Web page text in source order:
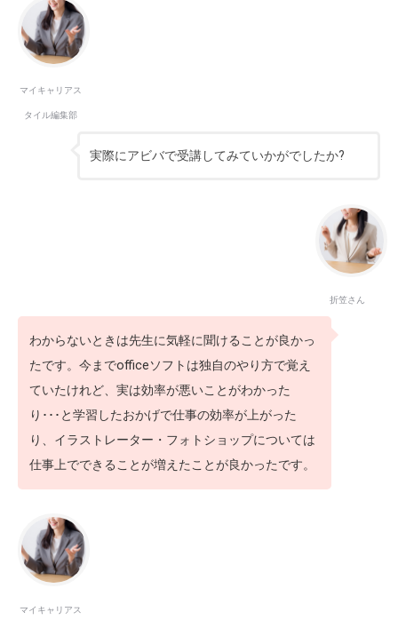
マイキャリアス
タイル編集部
実際にアビバで受講してみていかがでしたか?
折笠さん
わからないときは先生に気軽に聞けることが良かっ
たです。今までofficeソフトは独自のやり方で覚え
ていたけれど、実は効率が悪いことがわかった
り･･･と学習したおかげで仕事の効率が上がった
り、イラストレーター・フォトショップについては
仕事上でできることが増えたことが良かったです。
マイキャリアス